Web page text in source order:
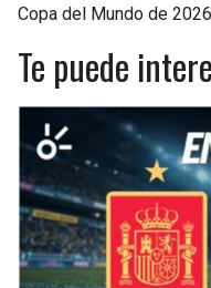
Copa del Mundo de
Te puede